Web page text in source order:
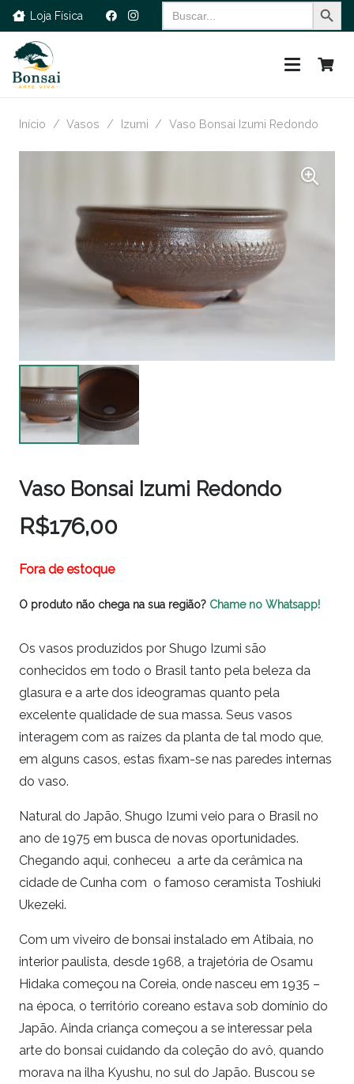
Loja Física
Search
for:
Início / Vasos / Izumi / Vaso Bonsai Izumi Redondo
Vaso Bonsai Izumi Redondo
R$176,00
Fora de estoque
O produto não chega na sua região? Chame no Whatsapp!
Os vasos produzidos por Shugo Izumi são
conhecidos em todo o Brasil tanto pela beleza da
glasura e a arte dos ideogramas quanto pela
excelente qualidade de sua massa. Seus vasos
interagem com as raízes da planta de tal modo que,
em alguns casos, estas fixam-se nas paredes internas
do vaso.
Natural do Japão, Shugo Izumi veio para o Brasil no
ano de 1975 em busca de novas oportunidades.
Chegando aqui, conheceu a arte da cerâmica na
cidade de Cunha com o famoso ceramista Toshiuki
Ukezeki.
Com um viveiro de bonsai instalado em Atibaia, no
interior paulista, desde 1968, a trajetória de Osamu
Hidaka começou na Coreia, onde nasceu em 1935 –
na época, o território coreano estava sob domínio do
Japão. Ainda criança começou a se interessar pela
arte do bonsai cuidando da coleção do avô, quando
morava na ilha Kyushu, no sul do Japão. Buscou se